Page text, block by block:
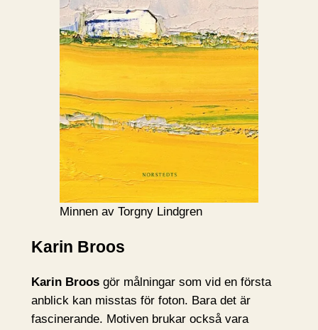
Minnen av Torgny Lindgren
Karin Broos
Karin Broosgör målningar som vid en första
anblick kan misstas för foton. Bara det är
fascinerande. Motiven brukar också vara